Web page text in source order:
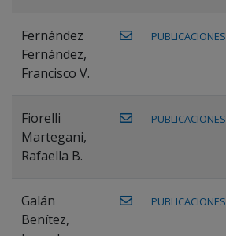
Fernández
Fernández,
Francisco V.
PUBLICACIONES
Fiorelli
Martegani,
Rafaella B.
PUBLICACIONES
Galán
Benítez,
PUBLICACIONES